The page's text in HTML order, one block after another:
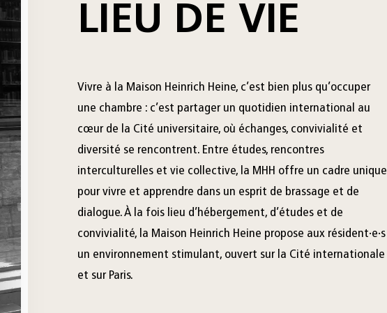
LIEU DE VIE
Vivre à la Maison Heinrich Heine, c’est bien plus qu’occuper
une chambre : c’est partager un quotidien international au
cœur de la Cité universitaire, où échanges, convivialité et
diversité se rencontrent. Entre études, rencontres
interculturelles et vie collective, la MHH offre un cadre unique
pour vivre et apprendre dans un esprit de brassage et de
dialogue. À la fois lieu d’hébergement, d’études et de
convivialité, la Maison Heinrich Heine propose aux résident·e·s
un environnement stimulant, ouvert sur la Cité internationale
et sur Paris.